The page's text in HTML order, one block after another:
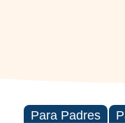
Para Padres